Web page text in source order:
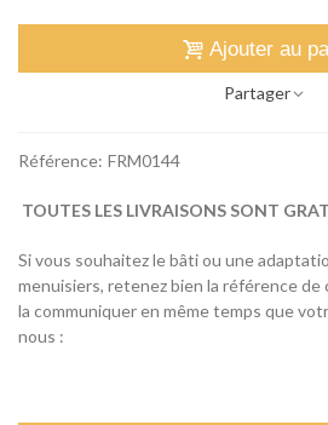
Ajouter au
Partager
Référence: FRM0144
TOUTES LES LIVRAISONS SONT
Si vous souhaitez le bâti ou une
menuisiers, retenez bien la référence
la communiquer en même temps que
nous :